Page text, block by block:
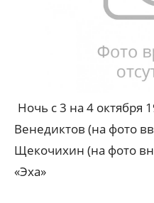
Ночь с 3 на 4 октября
Венедиктов (на фото
Щекочихин (на фото
«Эха»